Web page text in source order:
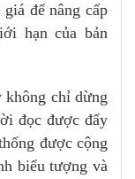
để nâng cấp
hạn của bản
chỉ dừng
đọc được đẩy
được cộng
biểu tượng và